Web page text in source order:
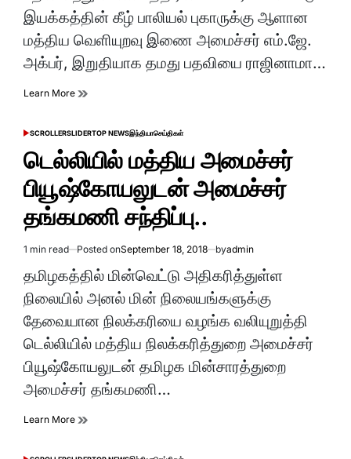
time
இயக்கத்தின் கீழ் பாலியல் புகாருக்கு ஆளான
மத்திய வெளியுறவு இணை அமைச்சர் எம்.ஜே.
அக்பர், இறுதியாக தமது பதவியை ராஜினாமா…
Learn More
POSTED
SCROLLERSLIDERTOP NEWSஇந்தியாசெய்திகள்
டெல்லியில் மத்திய அமைச்சர்
பியூஷ்கோயலுடன் அமைச்சர்
தங்கமணி சந்திப்பு..
Estimated
read
time
1 min read Posted onSeptember 18, 2018 byadmin
தமிழகத்தில் மின்வெட்டு அதிகரித்துள்ள
நிலையில் அனல் மின் நிலையங்களுக்கு
தேவையான நிலக்கரியை வழங்க வலியுறுத்தி
டெல்லியில் மத்திய நிலக்கரித்துறை அமைச்சர்
பியூஷ்கோயலுடன் தமிழக மின்சாரத்துறை
அமைச்சர் தங்கமணி…
Learn More